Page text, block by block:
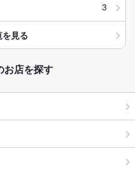
3
見る
お店を探す